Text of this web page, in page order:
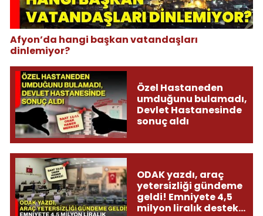
Afyon’da hangi başkan vatandaşları
dinlemiyor?
Özel Hastaneden
umduğunu bulamadı,
Devlet Hastanesinde
sonuç aldı
ODAK yazdı, araç
yetersizliği gündeme
geldi! Emniyete 4,5
milyon liralık destek